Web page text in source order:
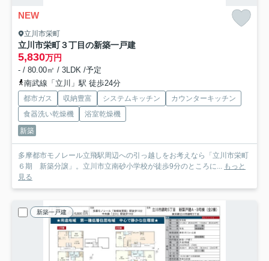
NEW
立川市栄町
立川市栄町３丁目の新築一戸建
5,830万円
- / 80.00㎡ / 3LDK /予定
南武線「立川」駅 徒歩24分
都市ガス 収納豊富 システムキッチン
カウンターキッチン
食器洗い乾燥機
浴室乾燥機
新築
多摩都市モノレール立飛駅周辺への引っ越しをお考えなら「立川市栄町
６期 新築分譲」。立川市立南砂小学校が徒歩9分のところに...
もっと
見る
新築一戸建